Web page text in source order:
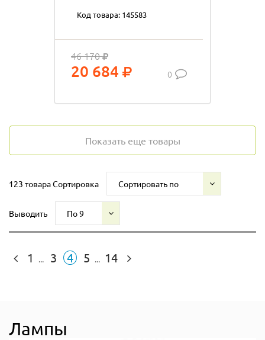
Код товара: 145583
46 170
20 684 0
Показать еще товары
123 товараСортировка Сортировать по
Выводить По 9
1 ... 3 4 5 ... 14
Лампы